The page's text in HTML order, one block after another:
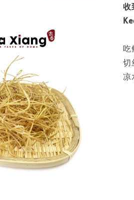
收
吃
切
凉